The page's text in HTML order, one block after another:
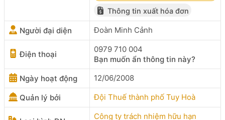
Thông tin xuất hóa đơn
Người đại diện Đoàn Minh Cảnh
Điện thoại
0979 710 004
Bạn muốn ẩn thông tin này?
Ngày hoạt động
12/06/2008
Quản lý bởi Đội Thuế thành phố Tuy Hoà
Công ty trách nhiệm hữu hạn